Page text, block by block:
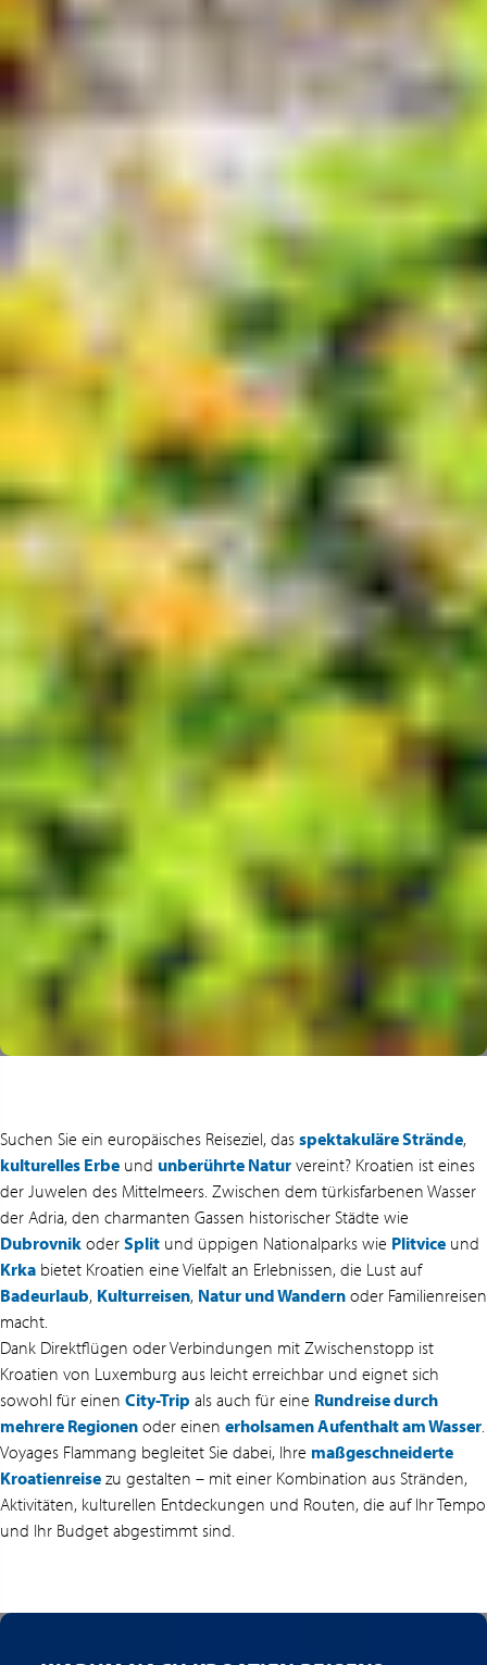
Suchen Sie ein europäisches Reiseziel, das spektakuläre Strände,
kulturelles Erbe und unberührte Natur vereint? Kroatien ist eines
der Juwelen des Mittelmeers. Zwischen dem türkisfarbenen Wasser
der Adria, den charmanten Gassen historischer Städte wie
Dubrovnik oder Split und üppigen Nationalparks wie Plitvice und
Krka bietet Kroatien eine Vielfalt an Erlebnissen, die Lust auf
Badeurlaub, Kulturreisen, Natur und Wandern oder Familienreisen
macht.
Dank Direktflügen oder Verbindungen mit Zwischenstopp ist
Kroatien von Luxemburg aus leicht erreichbar und eignet sich
sowohl für einen City-Trip als auch für eine Rundreise durch
mehrere Regionen oder einen erholsamen Aufenthalt am Wasser.
Voyages Flammang begleitet Sie dabei, Ihre maßgeschneiderte
Kroatienreise zu gestalten – mit einer Kombination aus Stränden,
Aktivitäten, kulturellen Entdeckungen und Routen, die auf Ihr Tempo
und Ihr Budget abgestimmt sind.